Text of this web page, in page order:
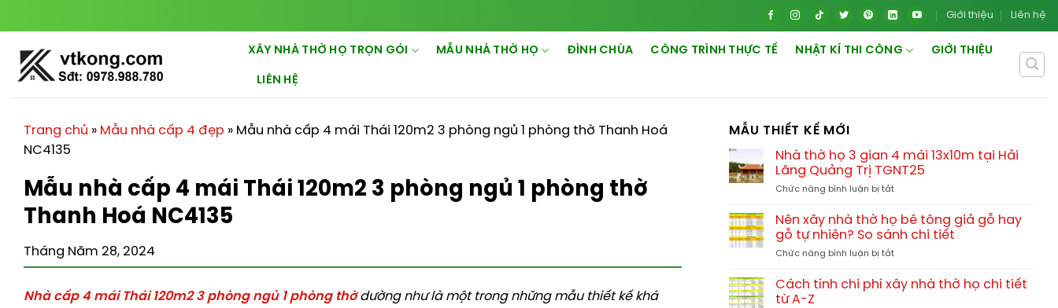
đến
dung
Giới thiệu Liên hệ
XÂY NHÀ THỜ HỌ TRỌN GÓI MẪU NHÀ THỜ HỌ ĐÌNH CHÙA CÔNG TRÌNH THỰC TẾ NHẬT KÍ THI CÔNG GIỚI THIỆU
LIÊN HỆ
Trang chủ » Mẫu nhà cấp 4 đẹp » Mẫu nhà cấp 4 mái Thái 120m2 3 phòng ngủ 1 phòng thờ Thanh Hoá
NC4135
Mẫu nhà cấp 4 mái Thái 120m2 3 phòng ngủ 1 phòng thờ
Thanh Hoá NC4135
Tháng Năm 28, 2024
Nhà cấp 4 mái Thái 120m2 3 phòng ngủ 1 phòng thờdường như là một trong những mẫu thiết kế khá
MẪU THIẾT KẾ MỚI
Nhà thờ họ 3 gian 4 mái 13x10m tại Hải
Lăng Quảng Trị TGNT25
Chức năng bình luận bị tắtở
thờ
họ
3
gian
mái
Nên xây nhà thờ họ bê tông giả gỗ hay
gỗ tự nhiên? So sánh chi tiết
Chức năng bình luận bị tắtở
xây
nhà
Cách tính chi phí xây nhà thờ họ chi tiết
từ A-Z